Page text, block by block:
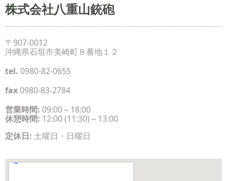
株式会社八重山銃砲
〒907-0012
沖縄県石垣市美崎町８番地１２
tel. 0980-82-0655
fax 0980-83-2784
営業時間: 09:00～18:00
休憩時間: 12:00 (11:30)～13:00
定休日: 土曜日・日曜日